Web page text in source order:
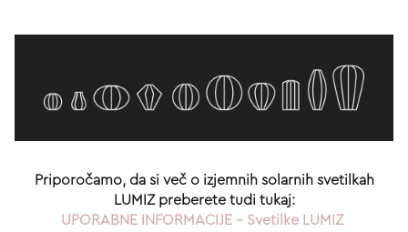
Priporočamo, da si več o izjemnih solarnih svetilkah
LUMIZ preberete tudi tukaj:
UPORABNE INFORMACIJE - Svetilke LUMIZ